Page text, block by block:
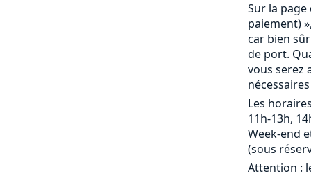
Sur la
paiement)
car bien
de port.
vous serez
Les
11h-13h,
Week-end
(sous
Attention :